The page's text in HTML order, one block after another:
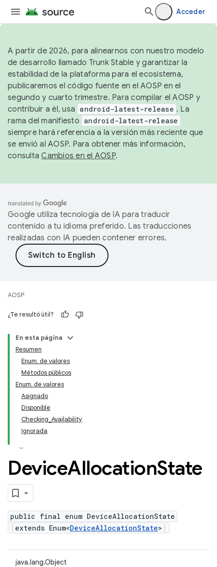
Acceder
A partir de 2026, para alinearnos con nuestro modelo
de desarrollo llamado Trunk Stable y garantizar la
estabilidad de la plataforma para el ecosistema,
publicaremos el código fuente en el AOSP en el
segundo y cuarto trimestre. Para compilar el AOSP y
contribuir a él, usa android-latest-release . La
rama del manifiesto android-latest-release
siempre hará referencia a la versión más reciente que
se envió al AOSP. Para obtener más información,
consultaCambios en el AOSP.
Google utiliza tecnología de IA para traducir
contenido a tu idioma preferido. Las traducciones
realizadas con IA pueden contener errores.
AOSP
¿Te resultó útil?
En esta página
Resumen
Enum. de valores
Métodos públicos
Enum. de valores
Asignado
Disponible
Checking_Availability
Ignorada
DeviceAllocationState
public final enum DeviceAllocationState
extends Enum<DeviceAllocationState>
java.lang.Object